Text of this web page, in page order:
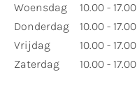
Woensdag
Donderdag
Vrijdag
Zaterdag
10.00 - 17.00
10.00 - 17.00
10.00 - 17.00
10.00 - 17.00